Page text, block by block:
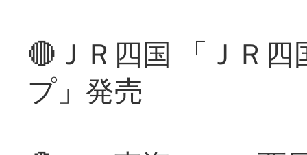
🔴ＪＲ四国 「ＪＲ
プ」発売